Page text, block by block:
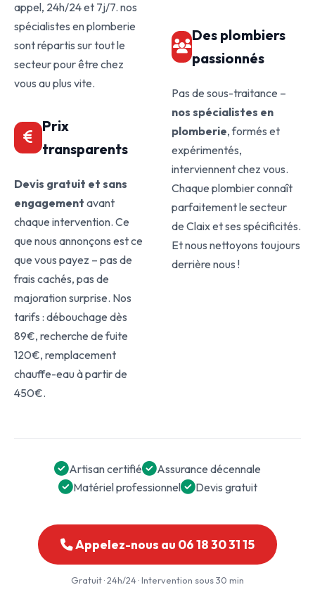
appel, 24h/24 et 7j/7. nos
spécialistes en plomberie
sont répartis sur tout le
secteur pour être chez
vous au plus vite.
Prix
transparents
Devis gratuit et sans
engagement avant
chaque intervention. Ce
que nous annonçons est ce
que vous payez – pas de
frais cachés, pas de
majoration surprise. Nos
tarifs : débouchage dès
89€, recherche de fuite
120€, remplacement
chauffe-eau à partir de
450€.
Des plombiers
passionnés
Pas de sous-traitance –
nos spécialistes en
plomberie, formés et
expérimentés,
interviennent chez vous.
Chaque plombier connaît
parfaitement le secteur
de Claix et ses spécificités.
Et nous nettoyons toujours
derrière nous !
Artisan certifié
Assurance décennale
Matériel professionnel
Devis gratuit
Appelez-nous au 06 18 30 31 15
Gratuit · 24h/24 · Intervention sous 30 min